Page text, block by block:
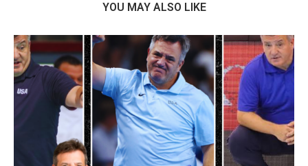
YOU MAY ALSO LIKE